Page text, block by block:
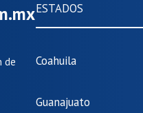
de
ESTADOS
Coahuila
Guanajuato